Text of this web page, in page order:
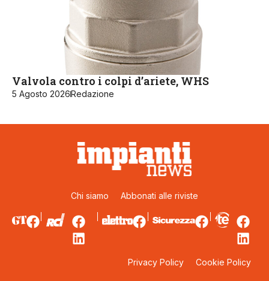
Valvola contro i colpi d’ariete, WHS
5 Agosto 2026Redazione
Chi siamo Abbonati alle riviste
Privacy Policy Cookie Policy